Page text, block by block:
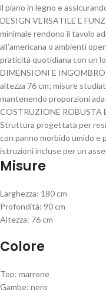
il piano in legno e
DESIGN VERSATILE E
minimale rendono il tavolo
all’americana o ambienti
praticità quotidiana con un
DIMENSIONI E
altezza 76 cm; misure
mantenendo proporzioni
COSTRUZIONE ROBUSTA
Struttura progettata per
con panno morbido umido
istruzioni incluse per un
Misure
Larghezza: 180 cm
Profondità: 90 cm
Altezza: 76 cm
Colore
Top: marrone
Gambe: nero